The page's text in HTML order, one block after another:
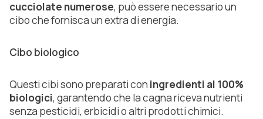
cucciolate numerose, può essere necessario un
cibo che fornisca un extra di energia.
Cibo biologico
Questi cibi sono preparati con ingredienti al 100%
biologici, garantendo che la cagna riceva nutrienti
senza pesticidi, erbicidi o altri prodotti chimici.